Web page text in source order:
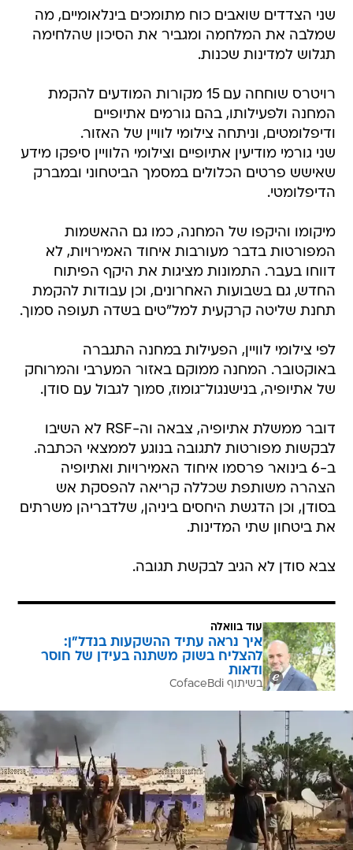
שני הצדדים שואבים כוח מתומכים בינלאומיים, מה
שמלבה את המלחמה ומגביר את הסיכון שהלחימה
תגלוש למדינות שכנות.
רויטרס שוחחה עם 15 מקורות המודעים להקמת
המחנה ולפעילותו, בהם גורמים אתיופיים
ודיפלומטים, וניתחה צילומי לוויין של האזור.
שני גורמי מודיעין אתיופיים וצילומי הלוויין סיפקו מידע
שאישש פרטים הכלולים במסמך הביטחוני ובמברק
הדיפלומטי.
מיקומו והיקפו של המחנה, כמו גם ההאשמות
המפורטות בדבר מעורבות איחוד האמירויות, לא
דווחו בעבר. התמונות מציגות את היקף הפיתוח
החדש, גם בשבועות האחרונים, וכן עבודות להקמת
תחנת שליטה קרקעית למל"טים בשדה תעופה סמוך.
לפי צילומי לוויין, הפעילות במחנה התגברה
באוקטובר. המחנה ממוקם באזור המערבי והמרוחק
של אתיופיה, בנישנגול־גומוז, סמוך לגבול עם סודן.
דובר ממשלת אתיופיה, צבאה וה-RSF לא השיבו
לבקשות מפורטות לתגובה בנוגע לממצאי הכתבה.
ב-6 בינואר פרסמו איחוד האמירויות ואתיופיה
הצהרה משותפת שכללה קריאה להפסקת אש
בסודן, וכן הדגשת היחסים ביניהן, שלדבריהן משרתים
את ביטחון שתי המדינות.
צבא סודן לא הגיב לבקשת תגובה.
עוד בוואלה
איך נראה עתיד ההשקעות בנדל"ן:
להצליח בשוק משתנה בעידן של חוסר
ודאות
בשיתוף CofaceBdi